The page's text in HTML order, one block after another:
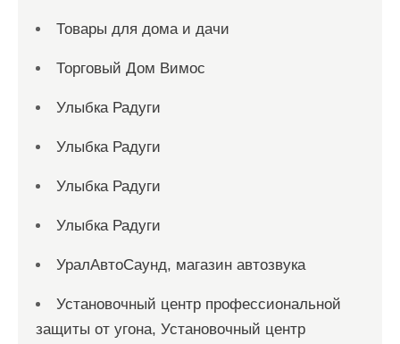
Товары для дома и дачи
Торговый Дом Вимос
Улыбка Радуги
Улыбка Радуги
Улыбка Радуги
Улыбка Радуги
УралАвтоСаунд, магазин автозвука
Установочный центр профессиональной
защиты от угона, Установочный центр